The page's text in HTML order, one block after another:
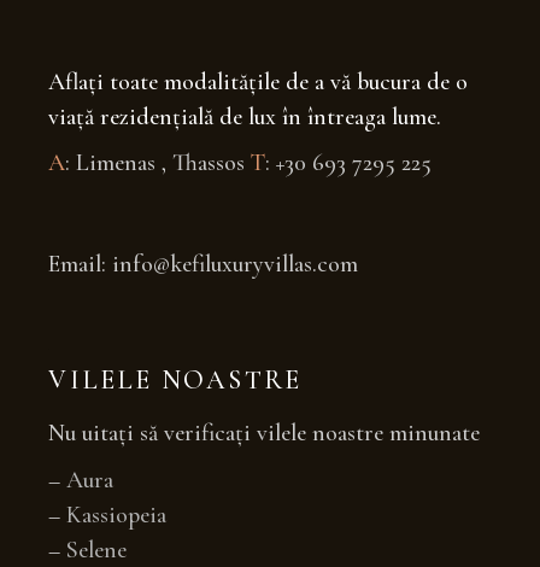
Aflați toate modalitățile de a vă bucura de o
viață rezidențială de lux în întreaga lume.
A: Limenas , ThassosT: +30 693 7295 225
Email: info@kefiluxuryvillas.com
VILELE NOASTRE
Nu uitați să verificați vilele noastre minunate
–Aura
–Kassiopeia
– Selene